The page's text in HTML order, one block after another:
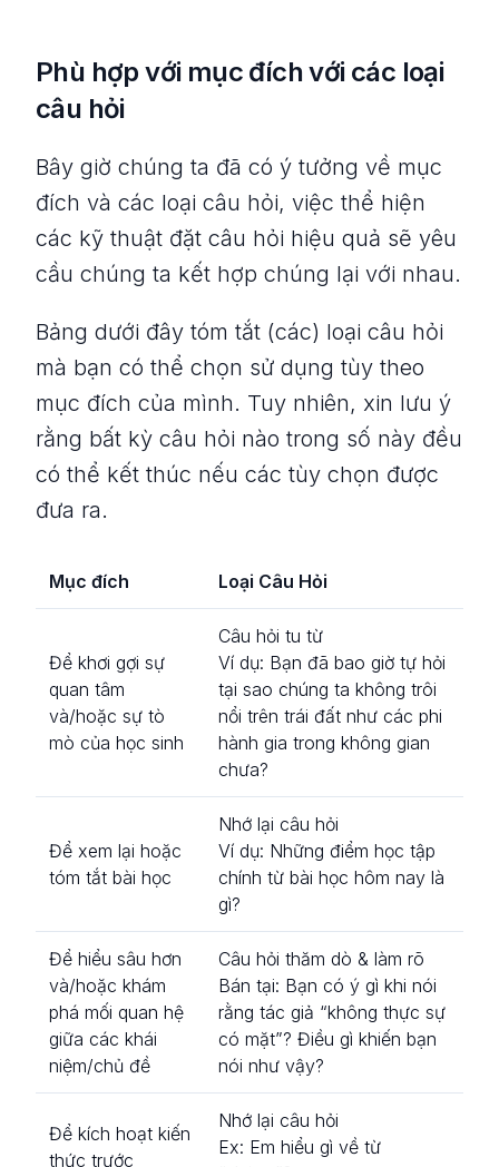
Phù hợp với mục đích với các loại
câu hỏi
Bây giờ chúng ta đã có ý tưởng về mục
đích và các loại câu hỏi, việc thể hiện
các kỹ thuật đặt câu hỏi hiệu quả sẽ yêu
cầu chúng ta kết hợp chúng lại với nhau.
Bảng dưới đây tóm tắt (các) loại câu hỏi
mà bạn có thể chọn sử dụng tùy theo
mục đích của mình. Tuy nhiên, xin lưu ý
rằng bất kỳ câu hỏi nào trong số này đều
có thể kết thúc nếu các tùy chọn được
đưa ra.
Mục đích Loại Câu Hỏi
Để khơi gợi sự
quan tâm
và/hoặc sự tò
mò của học sinh
Câu hỏi tu từ
Ví dụ: Bạn đã bao giờ tự hỏi
tại sao chúng ta không trôi
nổi trên trái đất như các phi
hành gia trong không gian
chưa?
Để xem lại hoặc
tóm tắt bài học
Nhớ lại câu hỏi
Ví dụ: Những điểm học tập
chính từ bài học hôm nay là
gì?
Để hiểu sâu hơn
và/hoặc khám
phá mối quan hệ
giữa các khái
niệm/chủ đề
Câu hỏi thăm dò & làm rõ
Bán tại: Bạn có ý gì khi nói
rằng tác giả “không thực sự
có mặt”? Điều gì khiến bạn
nói như vậy?
Để kích hoạt kiến
​​thức trước
Nhớ lại câu hỏi
Ex: Em hiểu gì về từ